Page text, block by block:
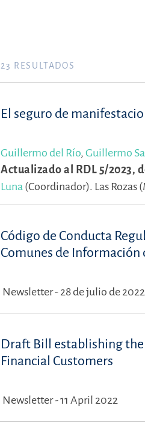
23 RESULTADOS
El seguro de
Guillermo del Río, Guillermo
Actualizado al RDL 5/2023,
Luna (Coordinador). Las Rozas
Código de Conducta
Comunes de Información
Newsletter - 28 de julio de 2022
Draft Bill establishing
Financial Customers
Newsletter - 11 April 2022